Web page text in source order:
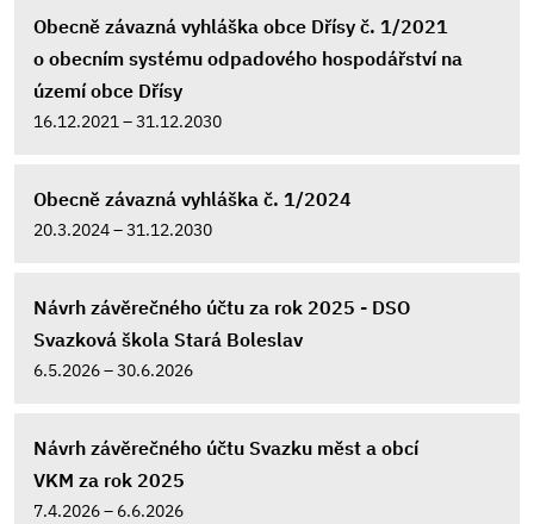
Obecně závazná vyhláška obce Dřísy č. 1/2021
o obecním systému odpadového hospodářství na
území obce Dřísy
16.12.2021 – 31.12.2030
Obecně závazná vyhláška č. 1/2024
20.3.2024 – 31.12.2030
Návrh závěrečného účtu za rok 2025 - DSO
Svazková škola Stará Boleslav
6.5.2026 – 30.6.2026
Návrh závěrečného účtu Svazku měst a obcí
VKM za rok 2025
7.4.2026 – 6.6.2026